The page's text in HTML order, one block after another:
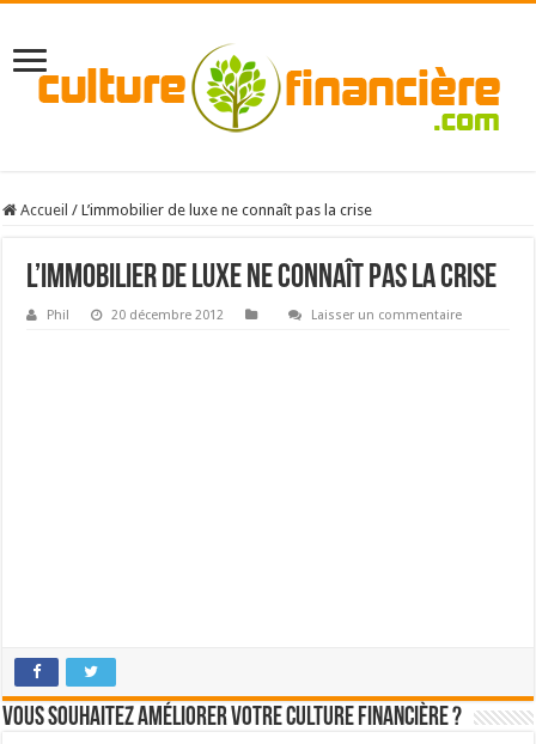
Accueil / L’immobilier de luxe ne connaît pas la crise
L’immobilier de luxe ne connaît pas la crise
Phil 20 décembre 2012 Laisser un commentaire
Vous souhaitez améliorer votre culture financière ?